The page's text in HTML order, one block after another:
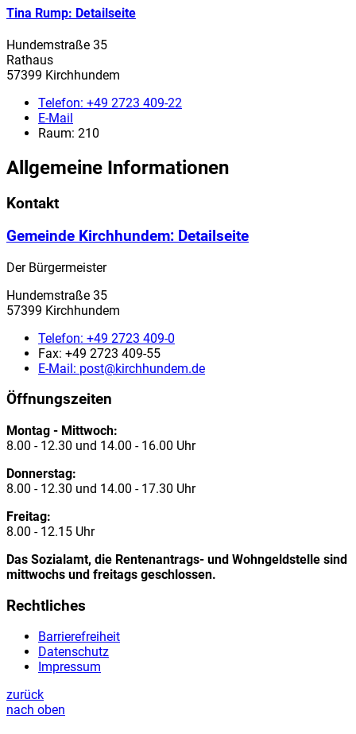
Tina Rump: Detailseite
Hundemstraße 35
Rathaus
57399 Kirchhundem
Telefon: +49 2723 409-22
E-Mail
Raum: 210
Allgemeine Informationen
Kontakt
Gemeinde Kirchhundem: Detailseite
Der Bürgermeister
Hundemstraße 35
57399 Kirchhundem
Telefon: +49 2723 409-0
Fax: +49 2723 409-55
E-Mail: post@kirchhundem.de
Öffnungszeiten
Montag - Mittwoch:
8.00 - 12.30 und 14.00 - 16.00 Uhr
Donnerstag:
8.00 - 12.30 und 14.00 - 17.30 Uhr
Freitag:
8.00 - 12.15 Uhr
Das Sozialamt, die Rentenantrags- und Wohngeldstelle sind
mittwochs und freitags geschlossen.
Rechtliches
Barrierefreiheit
Datenschutz
Impressum
zurück
nach oben